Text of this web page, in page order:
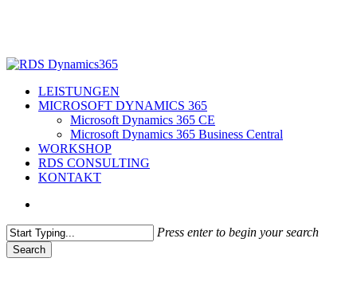
content
search
Menu
LEISTUNGEN
MICROSOFT DYNAMICS 365
Microsoft Dynamics 365 CE
Microsoft Dynamics 365 Business Central
WORKSHOP
RDS CONSULTING
KONTAKT
Press enter to begin your search
Search